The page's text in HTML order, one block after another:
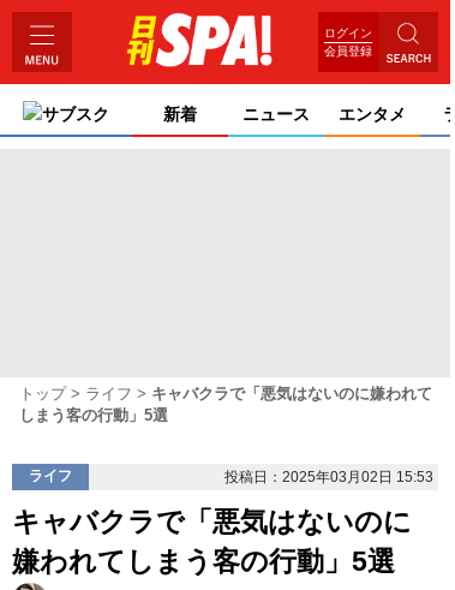
ログイン
会員登録
サブスク 新着 ニュース エンタメ
トップ ライフ
キャバクラで「悪気はないのに嫌われて
しまう客の行動」5選
ライフ 投稿日：2025年03月02日 15:53
キャバクラで「悪気はないのに
嫌われてしまう客の行動」5選